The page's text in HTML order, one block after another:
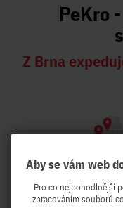
PeKro
Z Brna
Aby se vám web
Pro co nejpohodlnější
zpracováním souborů